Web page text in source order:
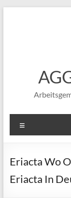
Eriacta Wo
Eriacta In